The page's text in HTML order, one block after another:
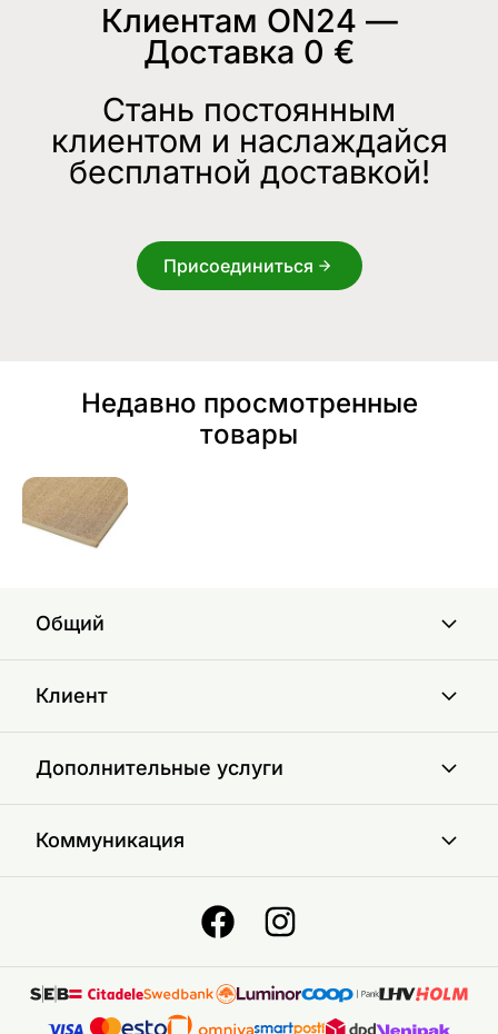
Клиентам ON24 —
Доставка 0 €
Стань постоянным
клиентом и наслаждайся
бесплатной доставкой!
Присоединиться
Недавно просмотренные
товары
Общий
Клиент
Дополнительные услуги
Коммуникация